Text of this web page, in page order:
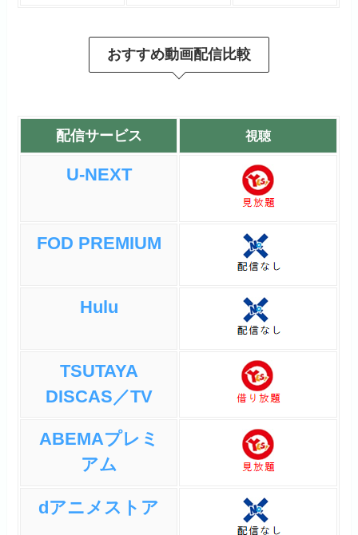
おすすめ動画配信比較
配信サービス 視聴
U-NEXT
FOD PREMIUM
Hulu
TSUTAYA
DISCAS／TV
ABEMAプレミ
アム
dアニメストア